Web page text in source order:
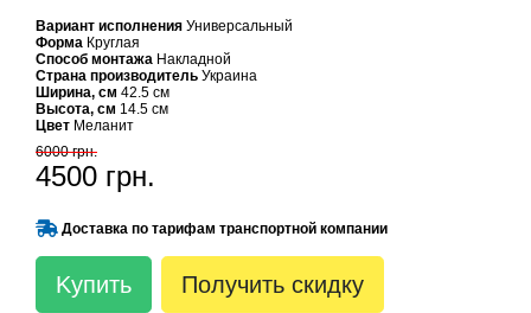
Вариант исполнения Универсальный
Форма Круглая
Способ монтажа Накладной
Страна производитель Украина
Ширина, см 42.5 см
Высота, см 14.5 см
Цвет Меланит
6000 грн.
4500 грн.
Доставка по тарифам транспортной компании
Kупить Получить скидку